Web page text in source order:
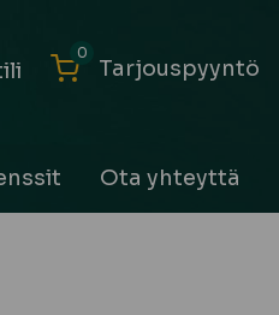
Tarjouspyyntö
0
Ota yhteyttä